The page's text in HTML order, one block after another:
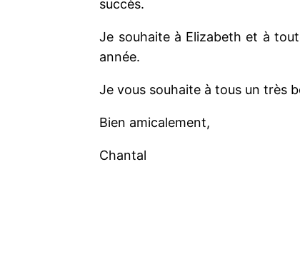
succès.
Je souhaite à Elizabeth et à
année.
Je vous souhaite à tous un très
Bien amicalement,
Chantal